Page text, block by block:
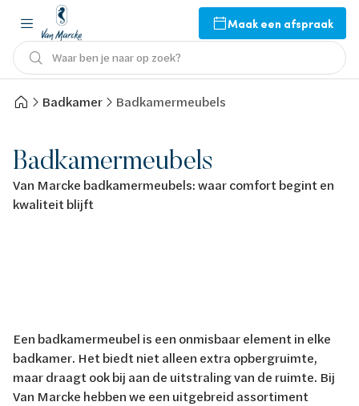
Maak een afspraak
Waar ben je naar op zoek?
Badkamer Badkamermeubels
Badkamermeubels
Van Marcke badkamermeubels: waar comfort begint en
kwaliteit blijft
Een badkamermeubel is een onmisbaar element in elke
badkamer. Het biedt niet alleen extra opbergruimte,
maar draagt ook bij aan de uitstraling van de ruimte. Bij
Van Marcke hebben we een uitgebreid assortiment